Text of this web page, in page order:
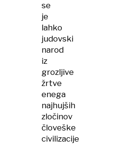
se
je
lahko
judovski
narod
iz
grozljive
žrtve
enega
najhujših
zločinov
človeške
civilizacije